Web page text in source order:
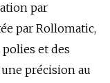
par
par Rollomatic,
et des
précision au